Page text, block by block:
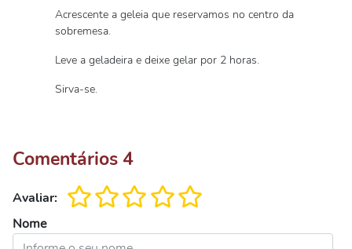
Acrescente a geleia que reservamos no centro da
sobremesa.
Leve a geladeira e deixe gelar por 2 horas.
Sirva-se.
Comentários4
Avaliar:
Nome